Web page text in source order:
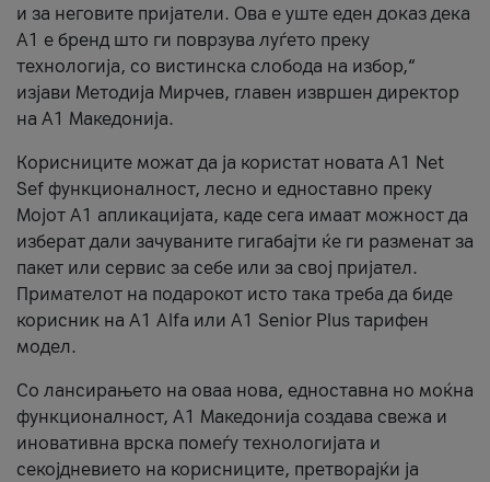
и за неговите пријатели. Ова е уште еден доказ дека
А1 е бренд што ги поврзува луѓето преку
технологија, со вистинска слобода на избор,“
изјави Методија Мирчев, главен извршен директор
на А1 Македонија.
Корисниците можат да ја користат новата А1 Net
Sef функционалност, лесно и едноставно преку
Мојот А1 апликацијата, каде сега имаат можност да
изберат дали зачуваните гигабајти ќе ги разменат за
пакет или сервис за себе или за свој пријател.
Примателот на подарокот исто така треба да биде
корисник на А1 Alfa или A1 Senior Plus тарифен
модел.
Со лансирањето на оваа нова, едноставна но моќна
функционалност, А1 Македонија создава свежа и
иновативна врска помеѓу технологијата и
секојдневието на корисниците, претворајќи ја